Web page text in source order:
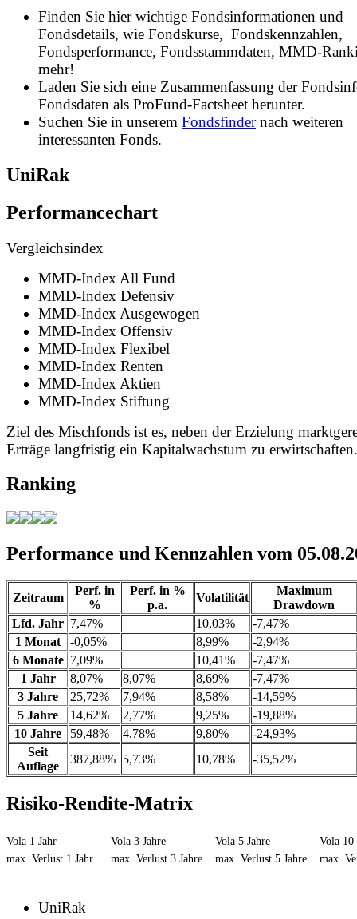
Finden Sie hier wichtige Fondsinformationen und
Fondsdetails, wie Fondskurse, Fondskennzahlen,
Fondsperformance, Fondsstammdaten, MMD-
mehr!
Laden Sie sich eine Zusammenfassung der
Fondsdaten als ProFund-Factsheet herunter.
Suchen Sie in unserem Fondsfindernach weiteren
interessanten Fonds.
UniRak
Performancechart
Vergleichsindex
MMD-Index All Fund
MMD-Index Defensiv
MMD-Index Ausgewogen
MMD-Index Offensiv
MMD-Index Flexibel
MMD-Index Renten
MMD-Index Aktien
MMD-Index Stiftung
Ziel des Mischfonds ist es, neben der Erzielung
Erträge langfristig ein Kapitalwachstum zu erwirtschaften.
Ranking
Performance und Kennzahlen vom
Zeitraum
Perf. in
%
Perf. in %
p.a.
Volatilität
Maximum
Drawdown
Lfd. Jahr 7,47% 10,03%
-7,47%
1 Monat
-0,05% 8,99%
-2,94%
6 Monate 7,09% 10,41%
-7,47%
1 Jahr
8,07% 8,07% 8,69%
-7,47%
3 Jahre
25,72% 7,94% 8,58%
-14,59%
5 Jahre
14,62% 2,77% 9,25%
-19,88%
10 Jahre
59,48% 4,78% 9,80%
-24,93%
Seit
Auflage
387,88% 5,73% 10,78% -35,52%
Risiko-Rendite-Matrix
Vola 1 Jahr Vola 3 Jahre Vola 5 Jahre
Vola 10
max. Verlust 1 Jahr
max. Verlust 3 Jahre max. Verlust 5 Jahre max.
UniRak